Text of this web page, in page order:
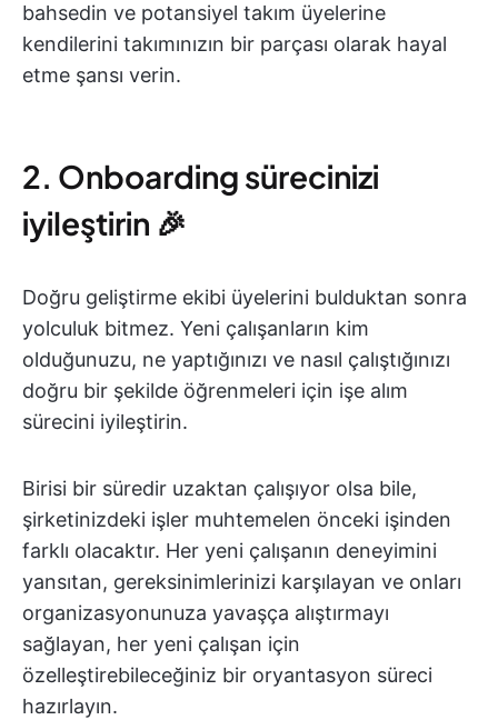
bahsedin ve potansiyel takım üyelerine
kendilerini takımınızın bir parçası olarak hayal
etme şansı verin.
2. Onboarding sürecinizi
iyileştirin 🎉
Doğru geliştirme ekibi üyelerini bulduktan sonra
yolculuk bitmez. Yeni çalışanların kim
olduğunuzu, ne yaptığınızı ve nasıl çalıştığınızı
doğru bir şekilde öğrenmeleri için işe alım
sürecini iyileştirin.
Birisi bir süredir uzaktan çalışıyor olsa bile,
şirketinizdeki işler muhtemelen önceki işinden
farklı olacaktır. Her yeni çalışanın deneyimini
yansıtan, gereksinimlerinizi karşılayan ve onları
organizasyonunuza yavaşça alıştırmayı
sağlayan, her yeni çalışan için
özelleştirebileceğiniz bir oryantasyon süreci
hazırlayın.